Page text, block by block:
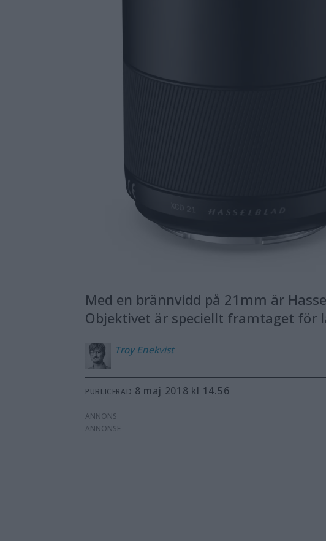
Med en brännvidd på 21mm är
Objektivet är speciellt framtaget för
Troy Enekvist
PUBLICERAD 8 maj 2018 kl 14.56
ANNONS